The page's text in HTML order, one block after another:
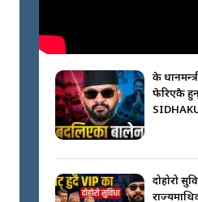
के
फेरिएकै
दोहोरो